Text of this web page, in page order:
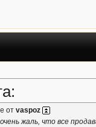
от vaspoz
жаль, что все